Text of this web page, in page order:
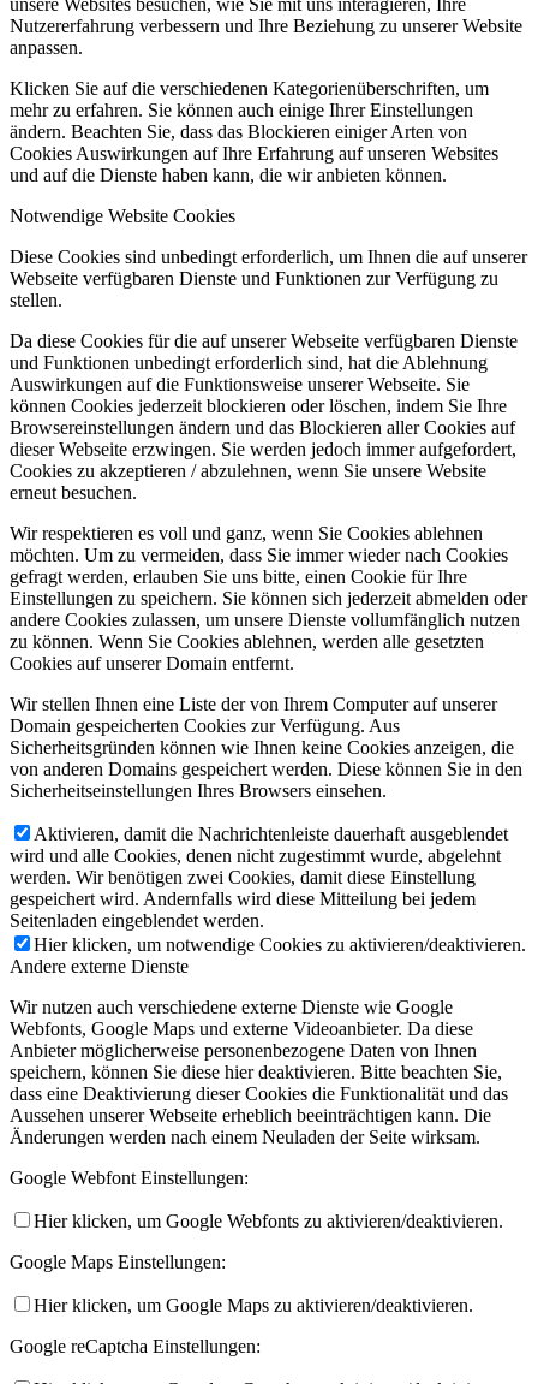
unsere Websites besuchen, wie Sie mit uns interagieren, Ihre
Nutzererfahrung verbessern und Ihre Beziehung zu unserer Website
anpassen.
Klicken Sie auf die verschiedenen Kategorienüberschriften, um
mehr zu erfahren. Sie können auch einige Ihrer Einstellungen
ändern. Beachten Sie, dass das Blockieren einiger Arten von
Cookies Auswirkungen auf Ihre Erfahrung auf unseren Websites
und auf die Dienste haben kann, die wir anbieten können.
Notwendige Website Cookies
Diese Cookies sind unbedingt erforderlich, um Ihnen die auf unserer
Webseite verfügbaren Dienste und Funktionen zur Verfügung zu
stellen.
Da diese Cookies für die auf unserer Webseite verfügbaren Dienste
und Funktionen unbedingt erforderlich sind, hat die Ablehnung
Auswirkungen auf die Funktionsweise unserer Webseite. Sie
können Cookies jederzeit blockieren oder löschen, indem Sie Ihre
Browsereinstellungen ändern und das Blockieren aller Cookies auf
dieser Webseite erzwingen. Sie werden jedoch immer aufgefordert,
Cookies zu akzeptieren / abzulehnen, wenn Sie unsere Website
erneut besuchen.
Wir respektieren es voll und ganz, wenn Sie Cookies ablehnen
möchten. Um zu vermeiden, dass Sie immer wieder nach Cookies
gefragt werden, erlauben Sie uns bitte, einen Cookie für Ihre
Einstellungen zu speichern. Sie können sich jederzeit abmelden oder
andere Cookies zulassen, um unsere Dienste vollumfänglich nutzen
zu können. Wenn Sie Cookies ablehnen, werden alle gesetzten
Cookies auf unserer Domain entfernt.
Wir stellen Ihnen eine Liste der von Ihrem Computer auf unserer
Domain gespeicherten Cookies zur Verfügung. Aus
Sicherheitsgründen können wie Ihnen keine Cookies anzeigen, die
von anderen Domains gespeichert werden. Diese können Sie in den
Sicherheitseinstellungen Ihres Browsers einsehen.
Aktivieren, damit die Nachrichtenleiste dauerhaft ausgeblendet
wird und alle Cookies, denen nicht zugestimmt wurde, abgelehnt
werden. Wir benötigen zwei Cookies, damit diese Einstellung
gespeichert wird. Andernfalls wird diese Mitteilung bei jedem
Seitenladen eingeblendet werden.
Hier klicken, um notwendige Cookies zu aktivieren/deaktivieren.
Andere externe Dienste
Wir nutzen auch verschiedene externe Dienste wie Google
Webfonts, Google Maps und externe Videoanbieter. Da diese
Anbieter möglicherweise personenbezogene Daten von Ihnen
speichern, können Sie diese hier deaktivieren. Bitte beachten Sie,
dass eine Deaktivierung dieser Cookies die Funktionalität und das
Aussehen unserer Webseite erheblich beeinträchtigen kann. Die
Änderungen werden nach einem Neuladen der Seite wirksam.
Google Webfont Einstellungen:
Hier klicken, um Google Webfonts zu aktivieren/deaktivieren.
Google Maps Einstellungen:
Hier klicken, um Google Maps zu aktivieren/deaktivieren.
Google reCaptcha Einstellungen: